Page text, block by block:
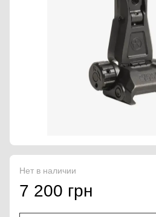
Нет в наличии
7 200 грн